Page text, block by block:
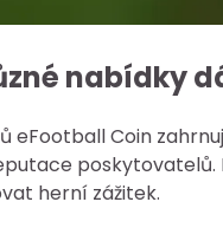
nabídky
eFootball Coin
herní zážitek.